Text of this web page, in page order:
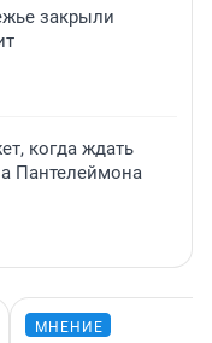
закрыли
когда ждать
Пантелеймона
МНЕНИЕ